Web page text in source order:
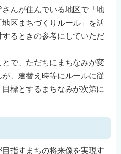
んが住んでいる地区で「地
区まちづくりルール」を活
るときの参考にしていただ
で、ただちにまちなみが変
、建替え時等にルールに従
標とするまちなみが次第に
目指すまちの将来像を実現す